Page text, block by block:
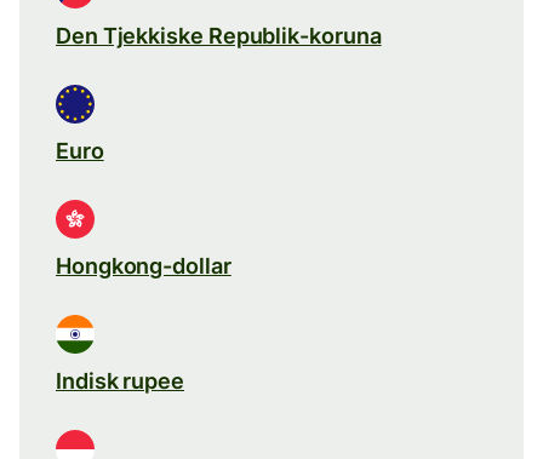
Den Tjekkiske Republik-koruna
Euro
Hongkong-dollar
Indisk rupee